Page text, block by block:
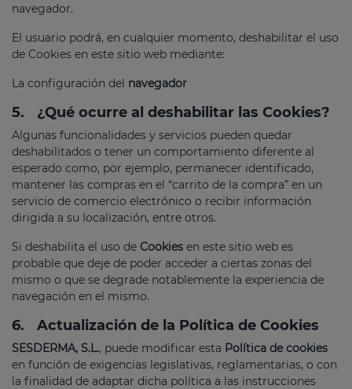
navegador.
El usuario podrá, en cualquier momento, deshabilitar el uso
de Cookies en este sitio web mediante:
La configuración del navegador
5. ¿Qué ocurre al deshabilitar las Cookies?
Algunas funcionalidades y servicios pueden quedar
deshabilitados o tener un comportamiento diferente al
esperado como, por ejemplo, permanecer identificado,
mantener las compras en el “carrito de la compra” en un
servicio de comercio electrónico o recibir información
dirigida a su localización, entre otros.
Si deshabilita el uso de Cookies en este sitio web es
probable que deje de poder acceder a ciertas zonas del
mismo o que se degrade notablemente la experiencia de
navegación en el mismo.
6. Actualización de la Política de Cookies
SESDERMA, S.L., puede modificar esta Política de cookies
en función de exigencias legislativas, reglamentarias, o con
la finalidad de adaptar dicha política a las instrucciones